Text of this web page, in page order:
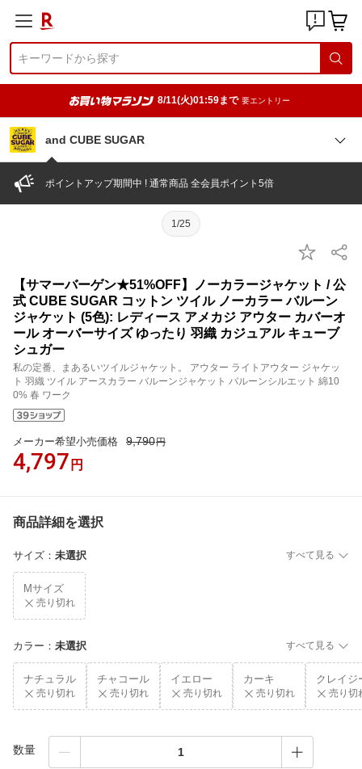
8/11(火)01:59まで 要エントリー
and CUBE SUGAR
ポイントアップ期間中 ! 通常商品 全会員ポイント5倍
1/25
【サマーバーゲン★51%OFF】ノーカラージャケット / 公
式 CUBE SUGAR コットン ツイル ノーカラー バルーン
ジャケット (5色): レディース アメカジ アウター カバーオ
ール オーバーサイズ ゆったり 羽織 カジュアル キューブ
シュガー
私の定番、まあるいツイルジャケット。 アウター ライトアウター ジャケッ
ト 羽織 ツイル アースカラー バルーンジャケット バルーンシルエット 綿10
0% 春 ワーク
メーカー希望小売価格 9,790円
4,797 円
商品詳細を選択
サイズ ： 未選択 すべて見る
Mサイズ
売り切れ
カラー ： 未選択 すべて見る
ナチュラル
売り切れ
チャコール
売り切れ
イエロー
売り切れ
カーキ
売り切れ
クレイジ
売り切
数量